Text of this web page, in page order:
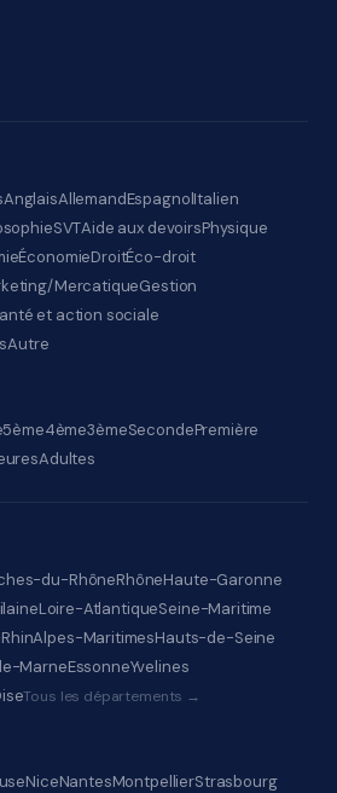
AnglaisAllemandEspagnolItalien
SVTAide aux devoirsPhysique
ÉconomieDroitÉco-droit
MercatiqueGestion
et action sociale
Autre
5ème4ème3èmeSecondePremière
Adultes
du-RhôneRhôneHaute-Garonne
Loire-AtlantiqueSeine-Maritime
Alpes-MaritimesHauts-de-Seine
MarneEssonneYvelines
Tous les départements →
NiceNantesMontpellierStrasbourg